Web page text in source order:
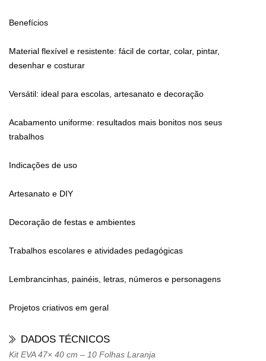
Benefícios
Material flexível e resistente: fácil de cortar, colar, pintar,
desenhar e costurar
Versátil: ideal para escolas, artesanato e decoração
Acabamento uniforme: resultados mais bonitos nos seus
trabalhos
Indicações de uso
Artesanato e DIY
Decoração de festas e ambientes
Trabalhos escolares e atividades pedagógicas
Lembrancinhas, painéis, letras, números e personagens
Projetos criativos em geral
DADOS TÉCNICOS
Kit EVA 47× 40 cm – 10 Folhas Laranja